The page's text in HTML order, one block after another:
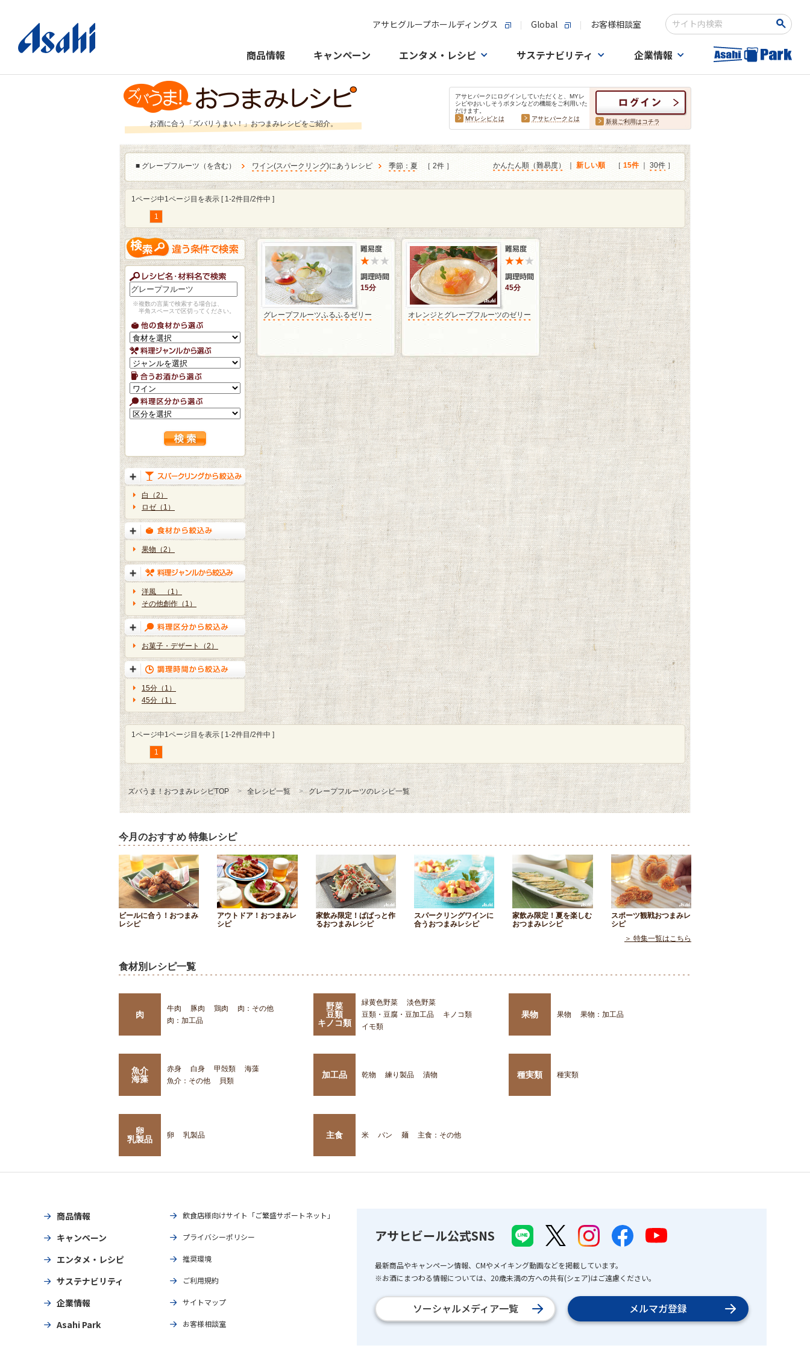
アサヒグループホールディングス Global お客様相談室
検索キーワード入力
商品情報 キャンペーン エンタメ・レシピ サステナビリティ 企業情報
お酒に合う「ズバリうまい！」おつまみレシピをご紹介。
アサヒパークにログインしていただくと、MYレ
シピやおいしそうボタンなどの機能をご利用いた
だけます。
MYレシピとは
アサヒパークとは 新規ご利用はコチラ
■ グレープフルーツ（を含む） ワイン(スパークリング)にあうレシピ 季節：夏 ［ 2件 ］ かんたん順（難易度） 新しい順 ［ 15件｜ 30件 ］
1ページ中1ページ目を表示 [ 1-2件目/2件中 ]
1
※複数の言葉で検索する場合は、
半角スペースで区切ってください。
白（2）
ロゼ（1）
果物（2）
洋風 （1）
その他創作（1）
お菓子・デザート（2）
15分（1）
45分（1）
15分
グレープフルーツふるふるゼリー
45分
オレンジとグレープフルーツのゼリー
1ページ中1ページ目を表示 [ 1-2件目/2件中 ]
1
ズバうま！おつまみレシピTOP 全レシピ一覧 グレープフルーツのレシピ一覧
今月のおすすめ 特集レシピ
ビールに合う！おつまみ
レシピ
アウトドア！おつまみレ
シピ
家飲み限定！ぱぱっと作
るおつまみレシピ
スパークリングワインに
合うおつまみレシピ
家飲み限定！夏を楽しむ
おつまみレシピ
スポーツ観戦おつまみレ
シピ
＞ 特集一覧はこちら
食材別レシピ一覧
肉
牛肉 豚肉 鶏肉
肉：その他
肉：加工品
野菜
豆類
キノコ類
緑黄色野菜
淡色野菜
豆類・豆腐・豆加工品
キノコ類
イモ類
果物 果物 果物：加工品
魚介
海藻
赤身 白身 甲殻類
海藻
魚介：その他
貝類
加工品 乾物 練り製品 漬物 種実類 種実類
卵
乳製品
卵 乳製品 主食 米 パン 麺 主食：その他
商品情報
キャンペーン
エンタメ・レシピ
サステナビリティ
企業情報
Asahi Park
飲食店様向けサイト「ご繁盛サポートネット」
プライバシーポリシー
推奨環境
ご利用規約
サイトマップ
お客様相談室
アサヒビール公式SNS
最新商品やキャンペーン情報、CMやメイキング動画などを掲載しています。
※お酒にまつわる情報については、20歳未満の方への共有(シェア)はご遠慮ください。
ソーシャルメディア一覧 メルマガ登録